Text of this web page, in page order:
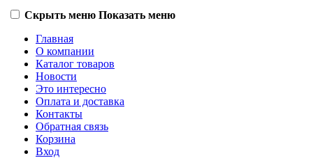
Скрыть меню Показать меню
Главная
О компании
Каталог товаров
Новости
Это интересно
Оплата и доставка
Контакты
Обратная связь
Корзина
Вход